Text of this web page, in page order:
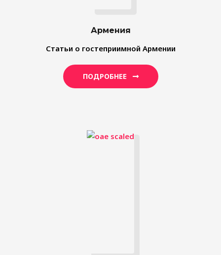
Армения
Статьи о гостеприимной Армении
ПОДРОБНЕЕ